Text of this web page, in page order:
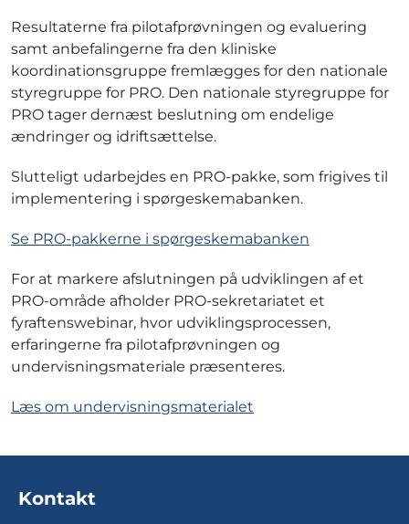
Resultaterne fra pilotafprøvningen og evaluering
samt anbefalingerne fra den kliniske
koordinationsgruppe fremlægges for den nationale
styregruppe for PRO. Den nationale styregruppe for
PRO tager dernæst beslutning om endelige
ændringer og idriftsættelse.
Slutteligt udarbejdes en PRO-pakke, som frigives til
implementering i spørgeskemabanken.
Se PRO-pakkerne i spørgeskemabanken
For at markere afslutningen på udviklingen af et
PRO-område afholder PRO-sekretariatet et
fyraftenswebinar, hvor udviklingsprocessen,
erfaringerne fra pilotafprøvningen og
undervisningsmateriale præsenteres.
Læs om undervisningsmaterialet
Kontakt